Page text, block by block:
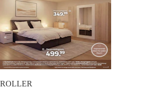
ROLLER